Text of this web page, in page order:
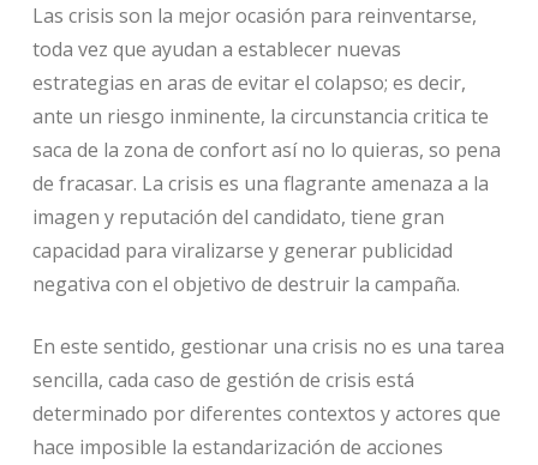
Las crisis son la mejor ocasión para reinventarse,
toda vez que ayudan a establecer nuevas
estrategias en aras de evitar el colapso; es decir,
ante un riesgo inminente, la circunstancia critica te
saca de la zona de confort así no lo quieras, so pena
de fracasar. La crisis es una flagrante amenaza a la
imagen y reputación del candidato, tiene gran
capacidad para viralizarse y generar publicidad
negativa con el objetivo de destruir la campaña.
En este sentido, gestionar una crisis no es una tarea
sencilla, cada caso de gestión de crisis está
determinado por diferentes contextos y actores que
hace imposible la estandarización de acciones